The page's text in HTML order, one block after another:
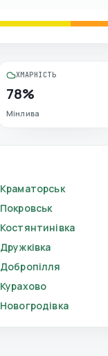
ХМАРНІСТЬ
78%
Мінлива
Краматорськ
Покровськ
Костянтинівка
Дружківка
Добропілля
Курахово
Новогродівка